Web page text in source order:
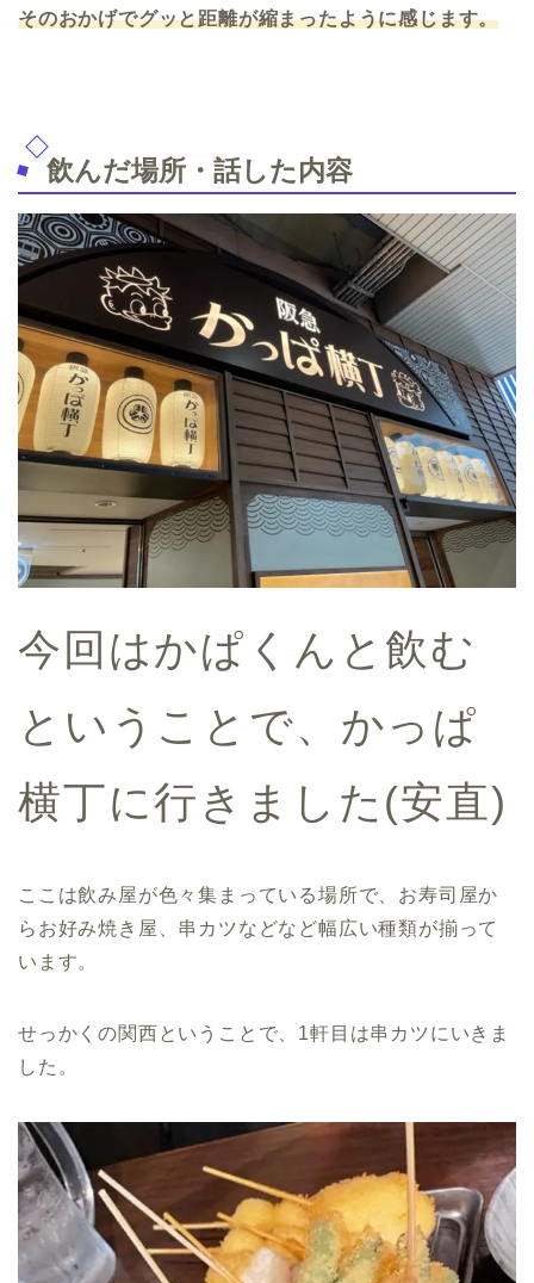
そのおかげでグッと距離が縮まったように感じます。
飲んだ場所・話した内容
今回はかぱくんと飲む
ということで、かっぱ
横丁に行きました(安直)
ここは飲み屋が色々集まっている場所で、お寿司屋か
らお好み焼き屋、串カツなどなど幅広い種類が揃って
います。
せっかくの関西ということで、1軒目は串カツにいきま
した。